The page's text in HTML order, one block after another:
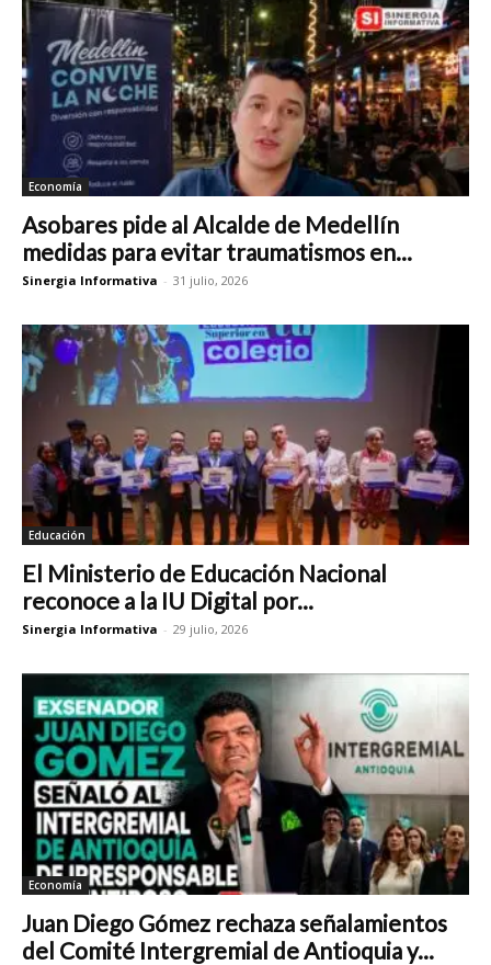
Economía
Asobares pide al Alcalde de Medellín
medidas para evitar traumatismos en...
Sinergia Informativa - 31 julio, 2026
Educación
El Ministerio de Educación Nacional
reconoce a la IU Digital por...
Sinergia Informativa - 29 julio, 2026
Economía
Juan Diego Gómez rechaza señalamientos
del Comité Intergremial de Antioquia y...